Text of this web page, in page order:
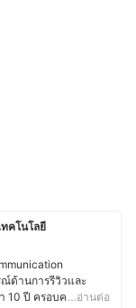
คโนโลยี
ด้านการรีวิวและ
10 ปี ครอบคลุมตั้งแต่
…อ่านต่อ